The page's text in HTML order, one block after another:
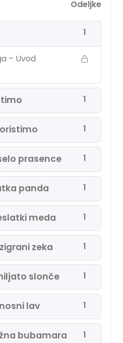
Odeljke
1
– Uvod
1
1
prasence 1
panda 1
meda 1
zeka 1
slonče 1
lav 1
bubamara 1